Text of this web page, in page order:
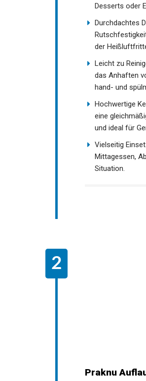
Desserts oder
Durchdachtes
der
Leicht zu
das Anhaften
hand- und
Hochwertige
eine
und ideal für
Vielseitig
Mittagessen,
Situation.
Praknu